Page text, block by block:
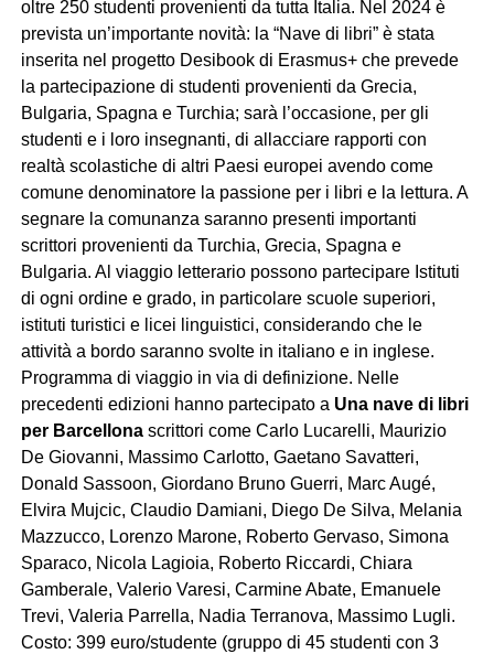
oltre 250 studenti provenienti da tutta Italia. Nel 2024 è
prevista un’importante novità: la “Nave di libri” è stata
inserita nel progetto Desibook di Erasmus+ che prevede
la partecipazione di studenti provenienti da Grecia,
Bulgaria, Spagna e Turchia; sarà l’occasione, per gli
studenti e i loro insegnanti, di allacciare rapporti con
realtà scolastiche di altri Paesi europei avendo come
comune denominatore la passione per i libri e la lettura. A
segnare la comunanza saranno presenti importanti
scrittori provenienti da Turchia, Grecia, Spagna e
Bulgaria. Al viaggio letterario possono partecipare Istituti
di ogni ordine e grado, in particolare scuole superiori,
istituti turistici e licei linguistici, considerando che le
attività a bordo saranno svolte in italiano e in inglese.
Programma di viaggio in via di definizione. Nelle
precedenti edizioni hanno partecipato a Una nave di libri
per Barcellonascrittori come Carlo Lucarelli, Maurizio
De Giovanni, Massimo Carlotto, Gaetano Savatteri,
Donald Sassoon, Giordano Bruno Guerri, Marc Augé,
Elvira Mujcic, Claudio Damiani, Diego De Silva, Melania
Mazzucco, Lorenzo Marone, Roberto Gervaso, Simona
Sparaco, Nicola Lagioia, Roberto Riccardi, Chiara
Gamberale, Valerio Varesi, Carmine Abate, Emanuele
Trevi, Valeria Parrella, Nadia Terranova, Massimo Lugli.
Costo: 399 euro/studente (gruppo di 45 studenti con 3